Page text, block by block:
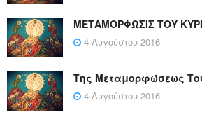
ΜΕΤΑΜΟΡΦΩΣΙΣ ΤΟΥ
4 Αυγούστου 2016
Της Μεταμορφώσεως
4 Αυγούστου 2016